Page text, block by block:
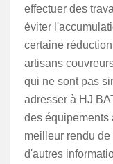
effectuer des
éviter
certaine
artisans
qui ne sont pas
adresser à HJ
des équipements
meilleur rendu
d'autres